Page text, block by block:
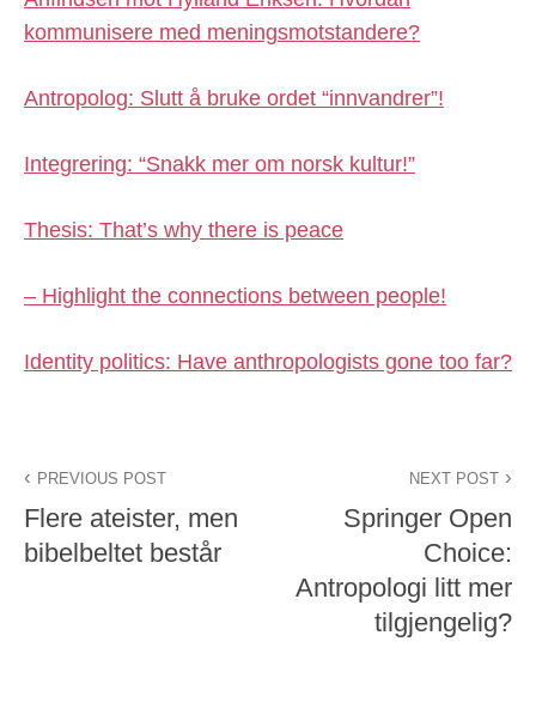
kommunisere med meningsmotstandere?
Antropolog: Slutt å bruke ordet “innvandrer”!
Integrering: “Snakk mer om norsk kultur!”
Thesis: That’s why there is peace
– Highlight the connections between people!
Identity politics: Have anthropologists gone too far?
PREVIOUS POST
Flere ateister, men
bibelbeltet består
NEXT POST
Springer Open
Choice:
Antropologi litt mer
tilgjengelig?